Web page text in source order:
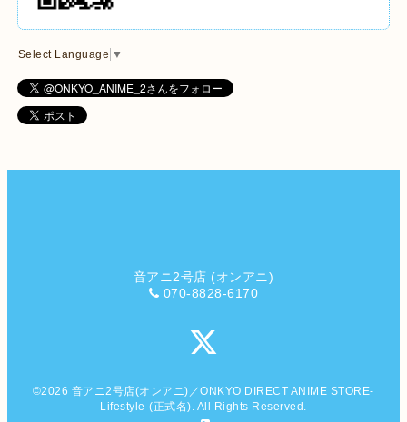
Select Language ▼
音アニ2号店 (オンアニ)
070-8828-6170
©2026 音アニ2号店(オンアニ)／ONKYO DIRECT ANIME STORE-
Lifestyle-(正式名). All Rights Reserved.